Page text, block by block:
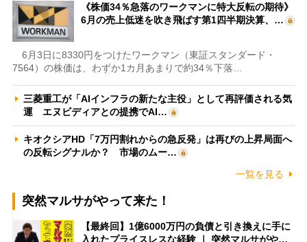
《株価34％急落のワークマンに特大反転の期待》
6月の売上低迷を吹き飛ばす第1四半期決算、…
6月3日に8330円をつけたワークマン（東証スタンダード・
7564）の株価は、わずか1カ月あまりで約34％下落…
三菱重工が「AIインフラの新たな主役」として再評価される気
運 エヌビディアとの提携でAI…
キオクシアHD「7万円割れからの急反発」は再びの上昇局面へ
の反転シグナルか？ 市場のムー…
一覧を見る
突然マルサがやって来た！
【最終回】1億6000万円の負債と引き換えに手に
入れたプライスレスな経験 ｜ 突然マルサがや…